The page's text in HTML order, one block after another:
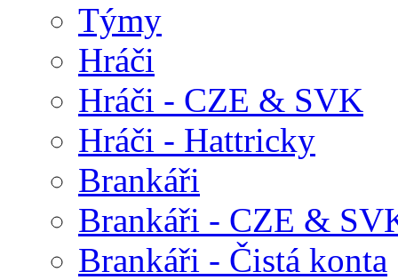
Týmy
Hráči
Hráči - CZE & SVK
Hráči - Hattricky
Brankáři
Brankáři - CZE &
Brankáři - Čistá konta